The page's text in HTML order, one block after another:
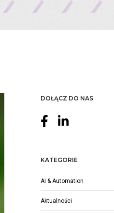
DOŁĄCZ DO NAS
KATEGORIE
AI & Automation
Aktualności